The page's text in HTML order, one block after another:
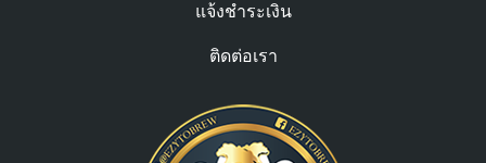
แจ้งชำระเงิน
ติดต่อเรา